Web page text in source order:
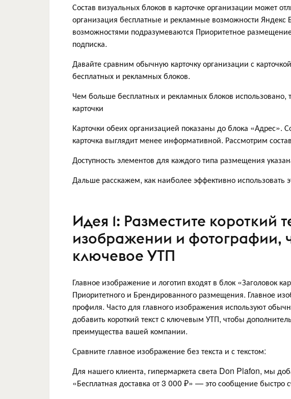
Состав визуальных блоков в карточке организации может
организация бесплатные и рекламные возможности
возможностями подразумеваются Приоритетное
подписка.
Давайте сравним обычную карточку организации с
бесплатных и рекламных блоков.
Чем больше бесплатных и рекламных блоков использовано,
карточки
Карточки обеих организацией показаны до блока «Адрес».
карточка выглядит менее информативной. Рассмотрим
Доступность элементов для каждого типа размещения
Дальше расскажем, как наиболее эффективно использовать
Идея 1: Разместите короткий
изображении и фотографии,
ключевое УТП
Главное изображение и логотип входят в блок «Заголовок
Приоритетного и Брендированного размещения. Главное
профиля. Часто для главного изображения используют
добавить короткий текст c ключевым УТП, чтобы
преимущества вашей компании.
Сравните главное изображение без текста и с текстом:
Для нашего клиента, гипермаркета света Don Plafon, мы
«Бесплатная доставка от 3 000 ₽» — это сообщение быстро